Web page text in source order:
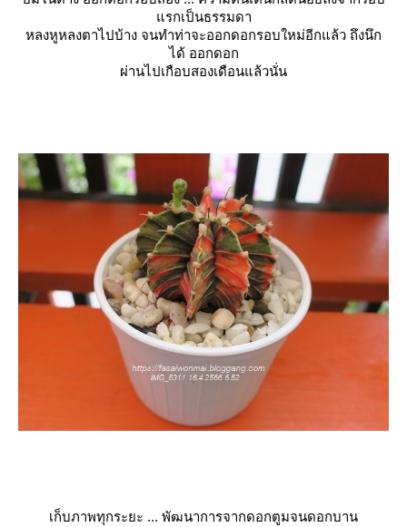
รกเป็นธรรมดา
หลงหูหลงตาไปบ้าง จนทำท่าจะออกดอกรอบใหม่อีกแล้ว ถึงนึก
ได้ ออกดอก
ผ่านไปเกือบสองเดือนแล้วนั่น
เก็บภาพทุกระยะ ... พัฒนาการจากดอกตูมจนดอกบาน